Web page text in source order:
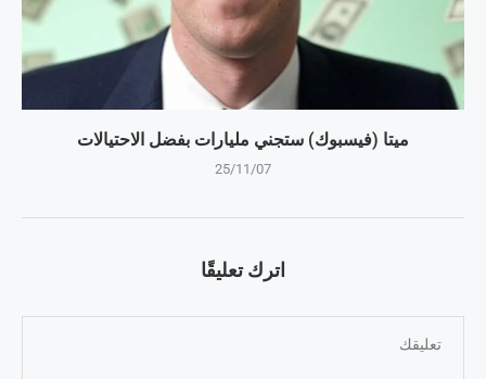
ميتا (فيسبوك) ستجني مليارات بفضل الاحتيالات
25/11/07
اترك تعليقًا